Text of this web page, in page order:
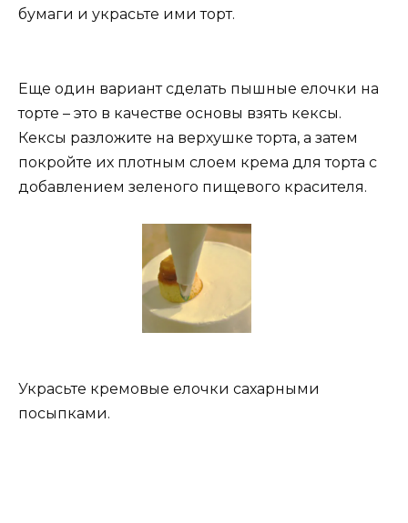
бумаги и украсьте ими торт.
Еще один вариант сделать пышные елочки на
торте – это в качестве основы взять кексы.
Кексы разложите на верхушке торта, а затем
покройте их плотным слоем крема для торта с
добавлением зеленого пищевого красителя.
Украсьте кремовые елочки сахарными
посыпками.